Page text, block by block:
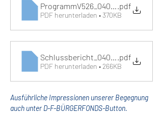
ProgrammV526_040826_.pdf
PDF herunterladen • 370KB
Schlussbericht_040826.pdf
PDF herunterladen • 266KB
Ausführliche Impressionen unserer Begegnung
auch unter D-F-BÜRGERFONDS-Button.